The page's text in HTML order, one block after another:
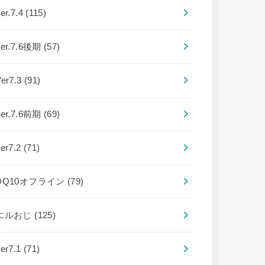
(115)
後期 (57)
(91)
前期 (69)
(71)
オフライン (79)
ルおじ (125)
(71)